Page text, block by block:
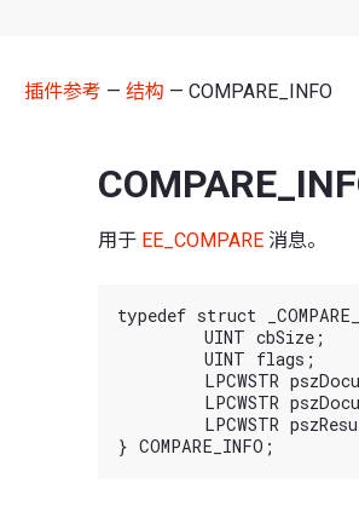
插件参考 — 结构 — COMPARE_INFO
用于 EE_COMPARE 消息。
typedef struct